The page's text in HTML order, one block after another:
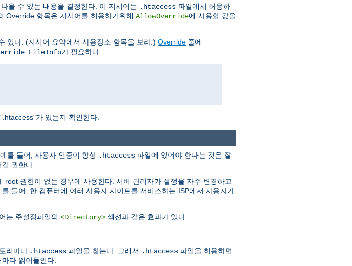
올 수 있는 내용을 결정한다. 이 지시어는 .htaccess 파일에서 허용하
Override 항목은 지시어를 허용하기위해 AllowOverride에 사용할 값을
있다. (지시어 요약에서 사용장소 항목을 보라.) Override 줄에
FileInfo가 필요하다.
가 있는지 확인한다.
를 들어, 사용자 인증이 항상 .htaccess 파일에 있어야 한다는 것은 잘
권한다.
권한이 없는 경우에 사용한다. 서버 관리자가 설정을 자주 변경하고
들어, 한 컴퓨터에 여러 사용자 사이트를 서비스하는 ISP에서 사용자가
는 주설정파일의 <Directory> 섹션과 같은 효과가 있다.
리마다 .htaccess 파일을 찾는다. 그래서 .htaccess 파일을 허용하면
다 읽어들인다.